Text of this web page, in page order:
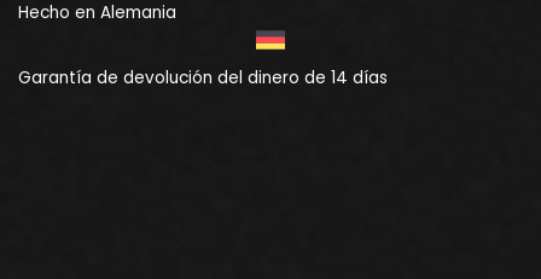
Hecho en Alemania
Garantía de devolución del dinero de 14 días